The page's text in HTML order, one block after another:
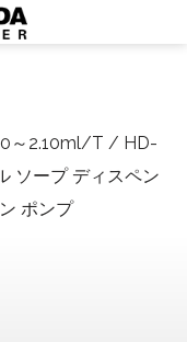
～2.10ml/T / HD-
ソープ ディスペン
ポンプ